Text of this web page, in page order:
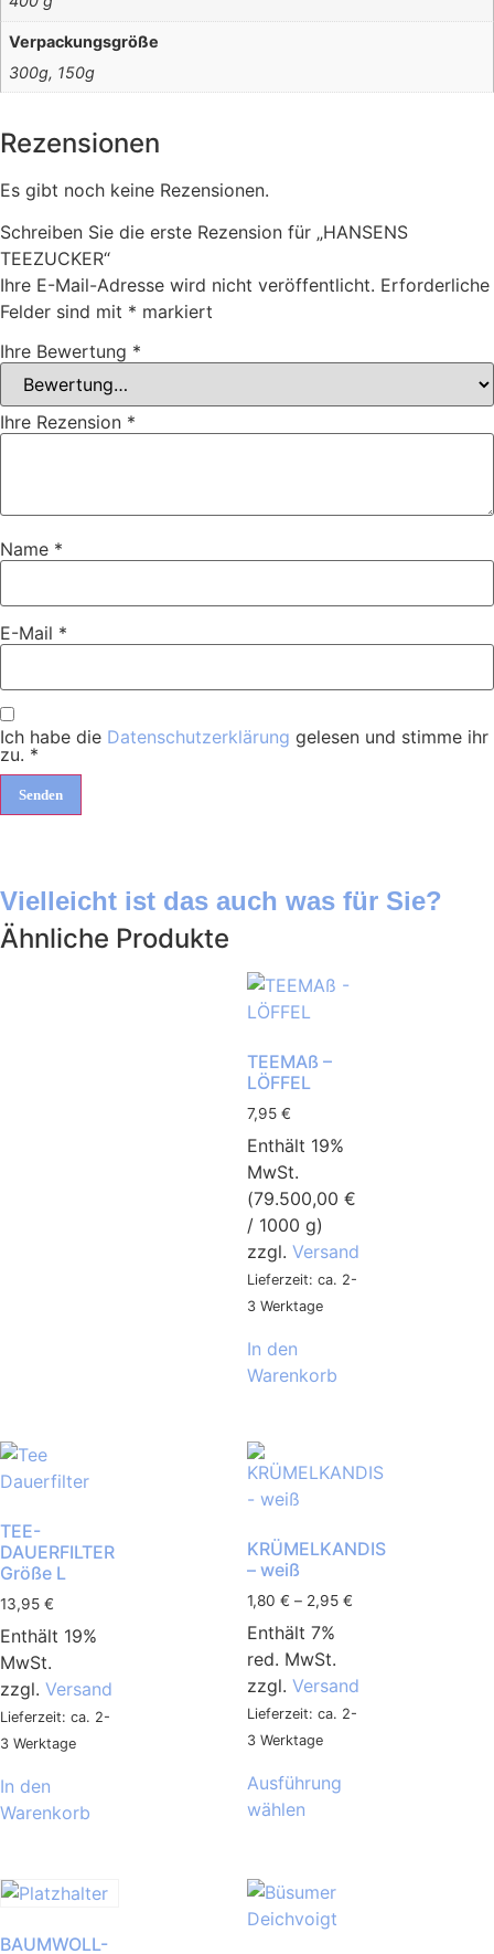
Verpackungsgröße
300g, 150g
Rezensionen
Es gibt noch keine Rezensionen.
Schreiben Sie die erste Rezension für „HANSENS
TEEZUCKER“
Ihre E-Mail-Adresse wird nicht veröffentlicht. Erforderliche
Felder sind mit * markiert
Ihre Bewertung *
Ihre Rezension *
Name *
E-Mail *
Ich habe die Datenschutzerklärung gelesen und stimme ihr
zu. *
Vielleicht ist das auch was für Sie?
Ähnliche Produkte
TEEMAß –
LÖFFEL
7,95 €
Enthält 19%
MwSt.
(79.500,00 €
/ 1000 g)
zzgl. Versand
Lieferzeit: ca. 2-
3 Werktage
In den
Warenkorb
TEE-
DAUERFILTER
Größe L
13,95 €
Enthält 19%
MwSt.
zzgl. Versand
Lieferzeit: ca. 2-
3 Werktage
In den
Warenkorb
KRÜMELKANDIS
– weiß
1,80 € – 2,95 €
Enthält 7%
red. MwSt.
zzgl. Versand
Lieferzeit: ca. 2-
3 Werktage
Ausführung
wählen
BAUMWOLL-